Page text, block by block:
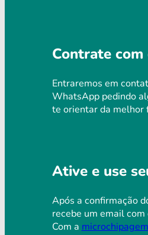
Contrate
Entraremos em
WhatsApp pedindo
te orientar da melhor
Ative e use
Após a confirmação
recebe um email com
Com a microchipagem